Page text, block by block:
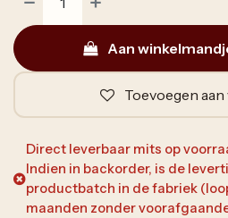
Aan
Toevoegen
Direct leverbaar mits op
Indien in backorder, is de
productbatch in de fabriek
maanden zonder